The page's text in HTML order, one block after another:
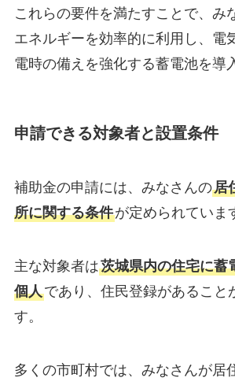
これらの要件を満たすことで、み
エネルギーを効率的に利用し、電
電時の備えを強化する蓄電池を導
申請できる対象者と設置条件
補助金の申請には、みなさんの居
所に関する条件が定められていま
主な対象者は茨城県内の住宅に蓄
個人であり、住民登録があること
す。
多くの市町村では、みなさんが居